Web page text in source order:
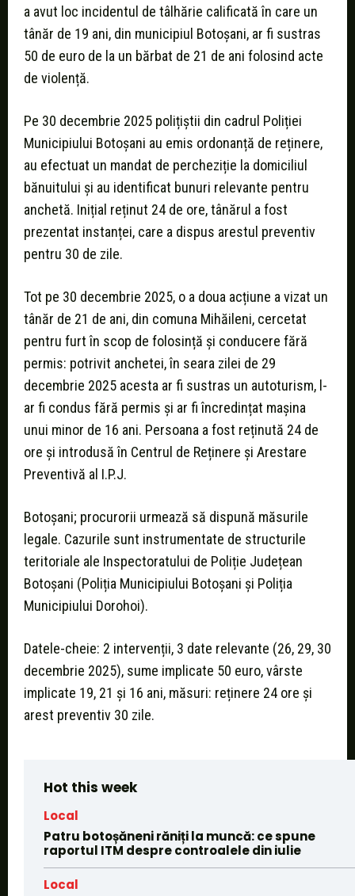
a avut loc incidentul de tâlhărie calificată în care un
tânăr de 19 ani, din municipiul Botoșani, ar fi sustras
50 de euro de la un bărbat de 21 de ani folosind acte
de violență.
Pe 30 decembrie 2025 polițiștii din cadrul Poliției
Municipiului Botoșani au emis ordonanță de reținere,
au efectuat un mandat de percheziție la domiciliul
bănuitului și au identificat bunuri relevante pentru
anchetă. Inițial reținut 24 de ore, tânărul a fost
prezentat instanței, care a dispus arestul preventiv
pentru 30 de zile.
Tot pe 30 decembrie 2025, o a doua acțiune a vizat un
tânăr de 21 de ani, din comuna Mihăileni, cercetat
pentru furt în scop de folosință și conducere fără
permis: potrivit anchetei, în seara zilei de 29
decembrie 2025 acesta ar fi sustras un autoturism, l-
ar fi condus fără permis și ar fi încredințat mașina
unui minor de 16 ani. Persoana a fost reținută 24 de
ore și introdusă în Centrul de Reținere și Arestare
Preventivă al I.P.J.
Botoșani; procurorii urmează să dispună măsurile
legale. Cazurile sunt instrumentate de structurile
teritoriale ale Inspectoratului de Poliție Județean
Botoșani (Poliția Municipiului Botoșani și Poliția
Municipiului Dorohoi).
Datele-cheie: 2 intervenții, 3 date relevante (26, 29, 30
decembrie 2025), sume implicate 50 euro, vârste
implicate 19, 21 și 16 ani, măsuri: reținere 24 ore și
arest preventiv 30 zile.
Hot this week
Local
Patru botoșăneni răniți la muncă: ce spune
raportul ITM despre controalele din iulie
Local